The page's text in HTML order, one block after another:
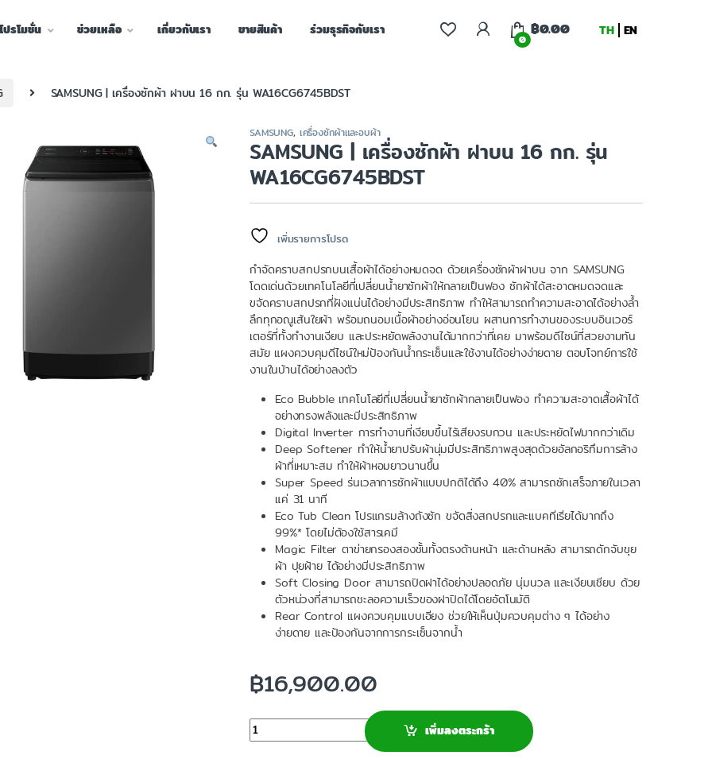
โปรโมชั่น ช่วยเหลือ เกี่ยวกับเรา ขายสินค้า ร่วมธุรกิจกับเรา
0
฿0.00 TH EN
SAMSUNG | เครื่องซักผ้า ฝาบน 16 กก. รุ่น WA16CG6745BDST
SAMSUNG, เครื่องซักผ้าและอบผ้า
SAMSUNG | เครื่องซักผ้า ฝาบน 16 กก. รุ่น
WA16CG6745BDST
เพิ่มรายการโปรด
กำจัดคราบสกปรกบนเสื้อผ้าได้อย่างหมดจด ด้วยเครื่องซักผ้าฝาบน จาก SAMSUNG
โดดเด่นด้วยเทคโนโลยีที่เปลี่ยนน้ำยาซักผ้าให้กลายเป็นฟอง ซักผ้าได้สะอาดหมดจดและ
ขจัดคราบสกปรกที่ฝังแน่นได้อย่างมีประสิทธิภาพ ทำให้สามารถทำความสะอาดได้อย่างล้ำ
ลึกทุกอณูเส้นใยผ้า พร้อมถนอมเนื้อผ้าอย่างอ่อนโยน ผสานการทำงานของระบบอินเวอร์
เตอร์ที่ทั้งทำงานเงียบ และประหยัดพลังงานได้มากกว่าที่เคย มาพร้อมดีไซน์ที่สวยงามทัน
สมัย แผงควบคุมดีไซน์ใหม่ป้องกันน้ำกระเซ็นและใช้งานได้อย่างง่ายดาย ตอบโจทย์การใช้
งานในบ้านได้อย่างลงตัว
Eco Bubble เทคโนโลยีที่เปลี่ยนน้ำยาซักผ้ากลายเป็นฟอง ทำความสะอาดเสื้อผ้าได้
อย่างทรงพลังและมีประสิทธิภาพ
Digital Inverter การทำงานที่เงียบขึ้นไร้เสียงรบกวน และประหยัดไฟมากกว่าเดิม
Deep Softener ทำให้น้ำยาปรับผ้านุ่มมีประสิทธิภาพสูงสุดด้วยอัลกอริทึมการล้าง
ผ้าที่เหมาะสม ทำให้ผ้าหอมยาวนานขึ้น
Super Speed ร่นเวลาการซักผ้าแบบปกติได้ถึง 40% สามารถซักเสร็จภายในเวลา
แค่ 31 นาที
Eco Tub Clean โปรแกรมล้างถังซัก ขจัดสิ่งสกปรกและแบคทีเรียได้มากถึง
99%* โดยไม่ต้องใช้สารเคมี
Magic Filter ตาข่ายกรองสองชั้นทั้งตรงด้านหน้า และด้านหลัง สามารถดักจับขุย
ผ้า ปุยฝ้าย ได้อย่างมีประสิทธิภาพ
Soft Closing Door สามารถปิดฝาได้อย่างปลอดภัย นุ่มนวล และเงียบเชียบ ด้วย
ตัวหน่วงที่สามารถชะลอความเร็วของฝาปิดได้โดยอัตโนมัติ
Rear Control แผงควบคุมแบบเอียง ช่วยให้เห็นปุ่มควบคุมต่าง ๆ ได้อย่าง
ง่ายดาย และป้องกันจากการกระเซ็นจากน้ำ
฿16,900.00
จำนวน เพิ่มลงตระกร้า